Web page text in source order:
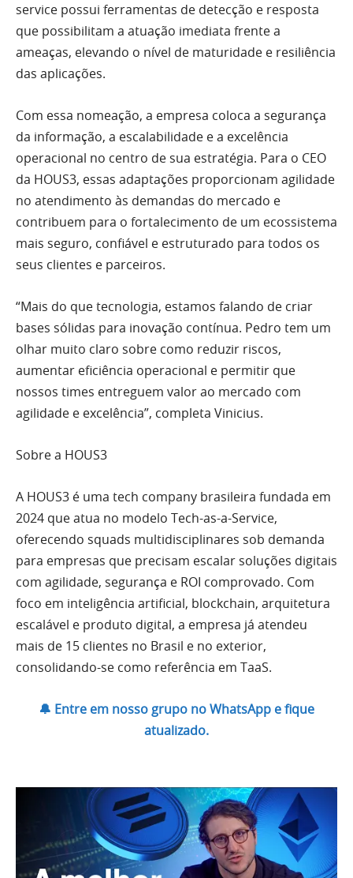
service possui ferramentas de detecção e resposta
que possibilitam a atuação imediata frente a
ameaças, elevando o nível de maturidade e resiliência
das aplicações.
Com essa nomeação, a empresa coloca a segurança
da informação, a escalabilidade e a excelência
operacional no centro de sua estratégia. Para o CEO
da HOUS3, essas adaptações proporcionam agilidade
no atendimento às demandas do mercado e
contribuem para o fortalecimento de um ecossistema
mais seguro, confiável e estruturado para todos os
seus clientes e parceiros.
“Mais do que tecnologia, estamos falando de criar
bases sólidas para inovação contínua. Pedro tem um
olhar muito claro sobre como reduzir riscos,
aumentar eficiência operacional e permitir que
nossos times entreguem valor ao mercado com
agilidade e excelência”, completa Vinicius.
Sobre a HOUS3
A HOUS3 é uma tech company brasileira fundada em
2024 que atua no modelo Tech-as-a-Service,
oferecendo squads multidisciplinares sob demanda
para empresas que precisam escalar soluções digitais
com agilidade, segurança e ROI comprovado. Com
foco em inteligência artificial, blockchain, arquitetura
escalável e produto digital, a empresa já atendeu
mais de 15 clientes no Brasil e no exterior,
consolidando-se como referência em TaaS.
🔔 Entre em nosso grupo no WhatsApp e fique
atualizado.